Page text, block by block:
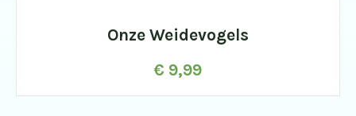
Onze Weidevogels
€ 9,99